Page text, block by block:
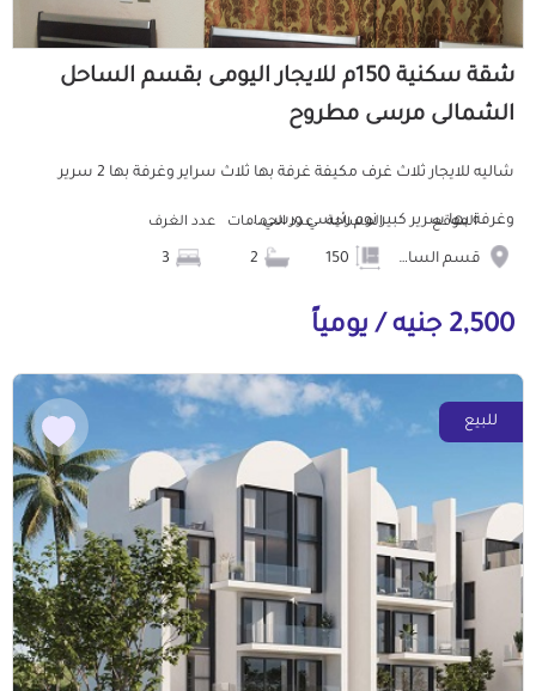
شقة سكنية 150م للايجار اليومى بقسم الساحل
الشمالى مرسى مطروح
شاليه للايجار ثلاث غرف مكيفة غرفة بها ثلاث سراير وغرفة بها 2 سرير
وغرفة بها سرير كبير نوم رئيسي ورسي...
الموقع
قسم الساحل الشمالى
المساحة عدد الحمامات عدد الغرف
2,500 جنيه / يومياً
للبيع